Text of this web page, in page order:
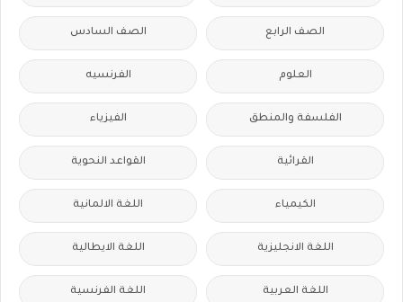
الصف الرابع الصف السادس
العلوم الفرنسيه
الفلسفة والمنطق الفيزياء
القرائية القواعد النحوية
الكيمياء اللغة الالمانية
اللغة الانجليزية اللغة الايطالية
اللغة العربية اللغة الفرنسية